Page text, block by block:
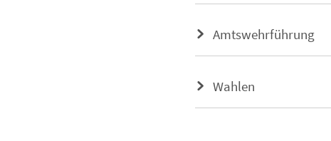
Amtswehrführung
Wahlen